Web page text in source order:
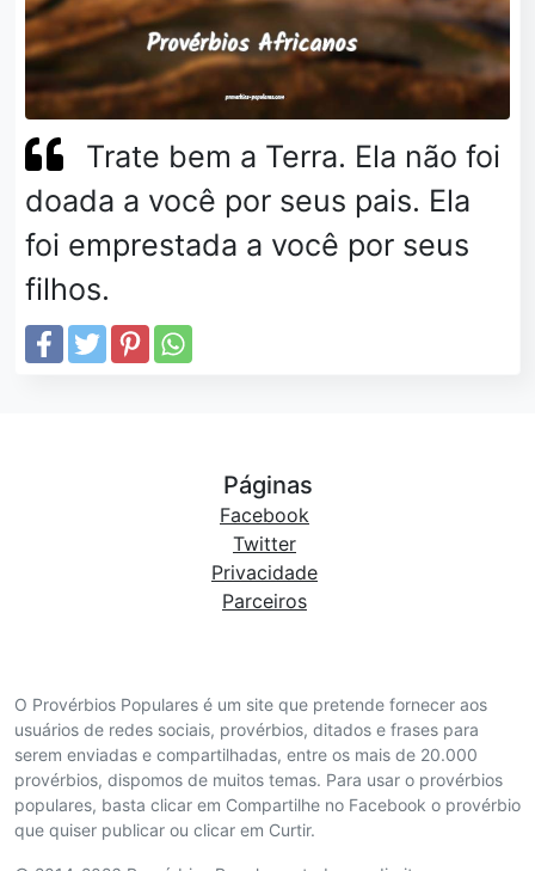
Trate bem a Terra. Ela não foi
doada a você por seus pais. Ela
foi emprestada a você por seus
filhos.
O Provérbios Populares é um site que pretende fornecer aos
usuários de redes sociais, provérbios, ditados e frases para
serem enviadas e compartilhadas, entre os mais de 20.000
provérbios, dispomos de muitos temas. Para usar o provérbios
populares, basta clicar em Compartilhe no Facebook o provérbio
que quiser publicar ou clicar em Curtir.
Páginas
Facebook
Twitter
Privacidade
Parceiros